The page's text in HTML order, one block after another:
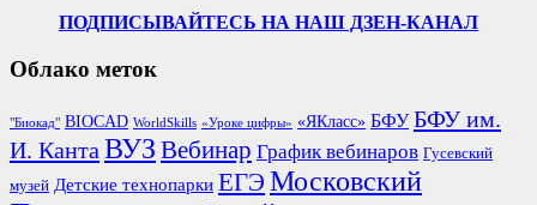
ПОДПИСЫВАЙТЕСЬ НА НАШ ДЗЕН-КАНАЛ
Облако меток
"Биокад" BIOCAD WorldSkills «Уроке цифры» «ЯКласс» БФУ БФУ им.
И. Канта ВУЗ Вебинар График вебинаров Гусевский
музей Детские технопарки ЕГЭ Московский